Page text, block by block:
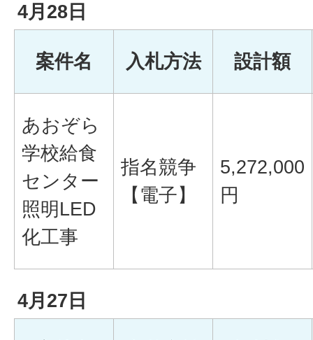
4月28日
案件名 入札方法 設計額
あおぞら
学校給食
センター
照明LED
化工事
指名競争
【電子】
5,272,000
円
4月27日